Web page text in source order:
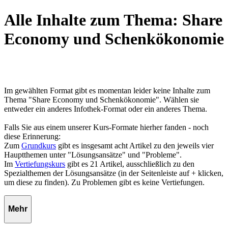
Alle Inhalte zum Thema: Share
Economy und Schenkökonomie
Im gewählten Format gibt es momentan leider keine Inhalte zum
Thema "Share Economy und Schenkökonomie". Wählen sie
entweder ein anderes Infothek-Format oder ein anderes Thema.
Falls Sie aus einem unserer Kurs-Formate hierher fanden - noch
diese Erinnerung:
Zum Grundkurs gibt es insgesamt acht Artikel zu den jeweils vier
Hauptthemen unter "Lösungsansätze" und "Probleme".
Im Vertiefungskurs gibt es 21 Artikel, ausschließlich zu den
Spezialthemen der Lösungsansätze (in der Seitenleiste auf + klicken,
um diese zu finden). Zu Problemen gibt es keine Vertiefungen.
Mehr